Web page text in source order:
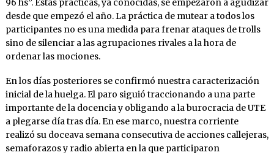
desde que empezó el año. La práctica de mutear a todos los
participantes no es una medida para frenar ataques de trolls
sino de silenciar a las agrupaciones rivales a la hora de
ordenar las mociones.
En los días posteriores se confirmó nuestra caracterización
inicial de la huelga. El paro siguió traccionando a una parte
importante de la docencia y obligando a la burocracia de UTE
a plegarse día tras día. En ese marco, nuestra corriente
realizó su doceava semana consecutiva de acciones callejeras,
semaforazos y radio abierta en la que participaron